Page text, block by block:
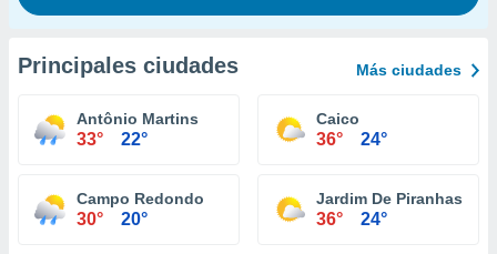
Principales ciudades Más ciudades
Antônio Martins
33° 22°
Caico
36° 24°
Campo Redondo
30° 20°
Jardim De Piranhas
36° 24°